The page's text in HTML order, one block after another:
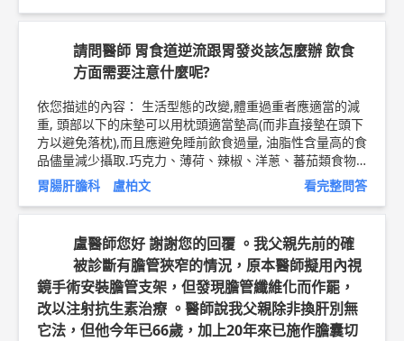
純係觀念交流，一切以醫師實際看診為準。 輝雄健檢診所
內科 主任 盧柏文 問8健康新聞網 ►https://goo.gl/thHdO
問8 Facebook ► https://goo.gl/UZt42U問8 醫學動
畫 ►https://goo.gl/Fo1lHQ
請問醫師 胃食道逆流跟胃發炎該怎麼辦 飲食
方面需要注意什麼呢?
依您描述的內容： 生活型態的改變,體重過重者應適當的減
重, 頭部以下的床墊可以用枕頭適當墊高(而非直接墊在頭下
方以避免落枕),而且應避免睡前飲食過量, 油脂性含量高的食
品儘量減少攝取.巧克力、薄荷、辣椒、洋蔥、蕃茄類食物
以及其製品亦應少用.各式酒品、柳澄汁、檸檬汁、蕃茄
汁、柚子、咖啡，可樂和茶葉等飲料會刺激胃酸分泌,也是
建議減量使用.戒菸對於胃食道逆流的控制也有幫助, 至於藥
物方面:黃體素、前列腺素、抗膽鹼類藥物、降血壓藥、抗
巴金森症藥物、鎮定劑、止痛劑、鈣離子阻斷劑、都可能降
低下食道括約肌張力而增加了逆流,也是需要與臨床醫師討
論。 以上純係觀念交流，一切以醫師實際看診為準。 雙和
醫院消化內科主治醫師 盧柏文 胃食道逆流飲食衛教文章:ht
tps://tw.wen8health.com/article/219
胃腸肝膽科 盧柏文 看完整問答
盧醫師您好 謝謝您的回覆 。我父親先前的確
被診斷有膽管狹窄的情況，原本醫師擬用內視
鏡手術安裝膽管支架，但發現膽管纖維化而作罷，
改以注射抗生素治療 。醫師說我父親除非換肝別無
它法，但他今年已66歲，加上20年來已施作膽囊切